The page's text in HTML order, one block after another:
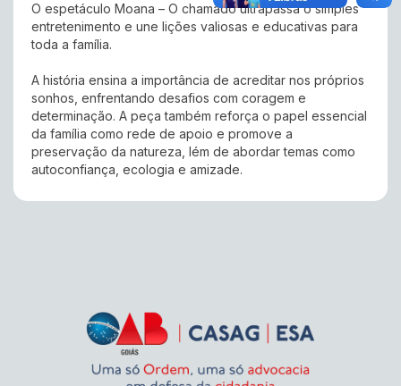
O espetáculo Moana – O chamado ultrapassa o simples
entretenimento e une lições valiosas e educativas para
toda a família.
A história ensina a importância de acreditar nos próprios
sonhos, enfrentando desafios com coragem e
determinação. A peça também reforça o papel essencial
da família como rede de apoio e promove a
preservação da natureza, lém de abordar temas como
autoconfiança, ecologia e amizade.